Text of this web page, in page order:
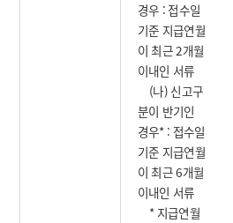
경우 : 접수일
기준 지급연월
이 최근 2개월
이내인 서류
(나) 신고구
분이 반기인
경우* : 접수일
기준 지급연월
이 최근 6개월
이내인 서류
* 지급연월